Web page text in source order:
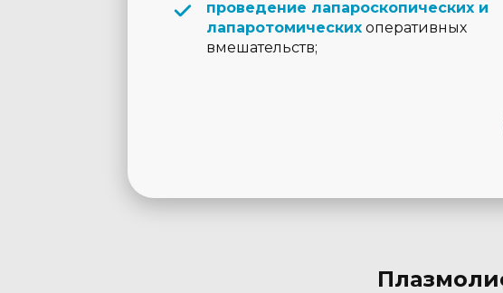
проведение лапароскопических и
лапаротомических оперативных
вмешательств;